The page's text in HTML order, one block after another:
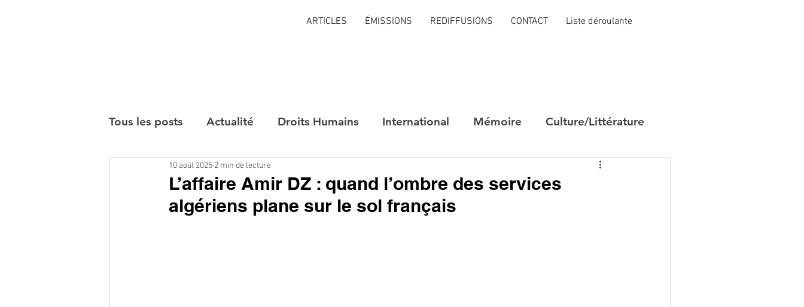
ARTICLES ÉMISSIONS REDIFFUSIONS CONTACT Liste déroulante
Tous les posts Actualité Droits Humains International Mémoire Culture/Littérature
Interviews
L’affaire Amir DZ : quand l’ombre des services
algériens plane sur le sol français
10 août 2025 2 min de lecture